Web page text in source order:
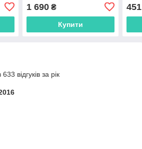
1 690₴
Купити
451
відгуків за рік